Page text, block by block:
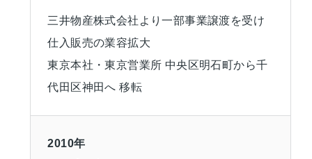
三井物産株式会社より一部事業譲渡を受け
仕入販売の業容拡大
東京本社・東京営業所 中央区明石町から千
代田区神田へ 移転
2010年